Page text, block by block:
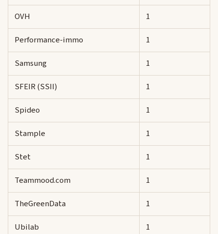
OVH
1
Performance-immo
1
Samsung
1
SFEIR (SSII)
1
Spideo
1
Stample
1
Stet
1
Teammood.com
1
TheGreenData
1
Ubilab
1